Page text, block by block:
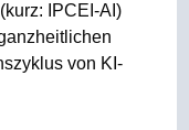
IPCEI-AI)
von KI-